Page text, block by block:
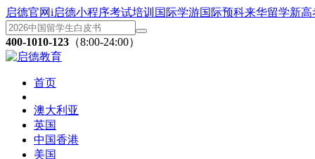
启德官网i启德小程序考试培训 国际学游国际预科来华留学新高
400-1010-123 （8:00-24:00）
首页
澳大利亚
英国
中国香港
美国